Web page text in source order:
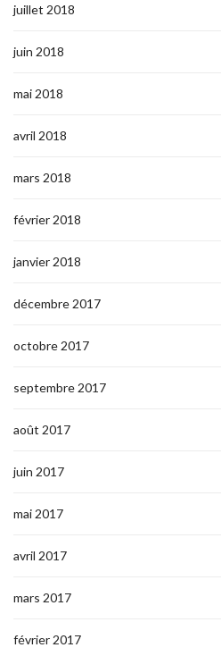
juillet 2018
juin 2018
mai 2018
avril 2018
mars 2018
février 2018
janvier 2018
décembre 2017
octobre 2017
septembre 2017
août 2017
juin 2017
mai 2017
avril 2017
mars 2017
février 2017